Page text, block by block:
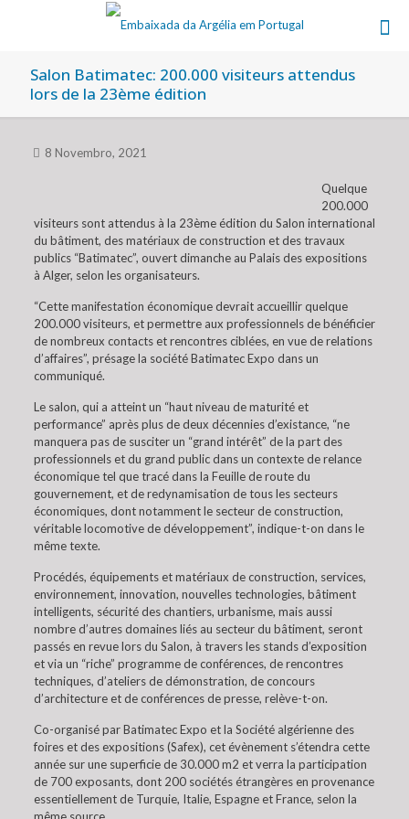
Salon Batimatec: 200.000 visiteurs attendus
lors de la 23ème édition
8 Novembro, 2021
Quelque
200.000
visiteurs sont attendus à la 23ème édition du Salon international
du bâtiment, des matériaux de construction et des travaux
publics “Batimatec”, ouvert dimanche au Palais des expositions
à Alger, selon les organisateurs.
“Cette manifestation économique devrait accueillir quelque
200.000 visiteurs, et permettre aux professionnels de bénéficier
de nombreux contacts et rencontres ciblées, en vue de relations
d’affaires”, présage la société Batimatec Expo dans un
communiqué.
Le salon, qui a atteint un “haut niveau de maturité et
performance” après plus de deux décennies d’existance, “ne
manquera pas de susciter un “grand intérêt” de la part des
professionnels et du grand public dans un contexte de relance
économique tel que tracé dans la Feuille de route du
gouvernement, et de redynamisation de tous les secteurs
économiques, dont notamment le secteur de construction,
véritable locomotive de développement”, indique-t-on dans le
même texte.
Procédés, équipements et matériaux de construction, services,
environnement, innovation, nouvelles technologies, bâtiment
intelligents, sécurité des chantiers, urbanisme, mais aussi
nombre d’autres domaines liés au secteur du bâtiment, seront
passés en revue lors du Salon, à travers les stands d’exposition
et via un “riche” programme de conférences, de rencontres
techniques, d’ateliers de démonstration, de concours
d’architecture et de conférences de presse, relève-t-on.
Co-organisé par Batimatec Expo et la Société algérienne des
foires et des expositions (Safex), cet évènement s’étendra cette
année sur une superficie de 30.000 m2 et verra la participation
de 700 exposants, dont 200 sociétés étrangères en provenance
essentiellement de Turquie, Italie, Espagne et France, selon la